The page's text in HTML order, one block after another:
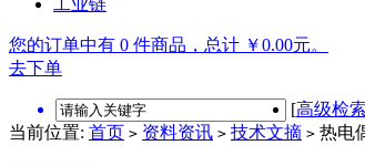
工业链
您的订单中有 0 件商品，总计 ￥0.00元。
去下单
[高级检索
当前位置: 首页 > 资料资讯 > 技术文摘 > 热电